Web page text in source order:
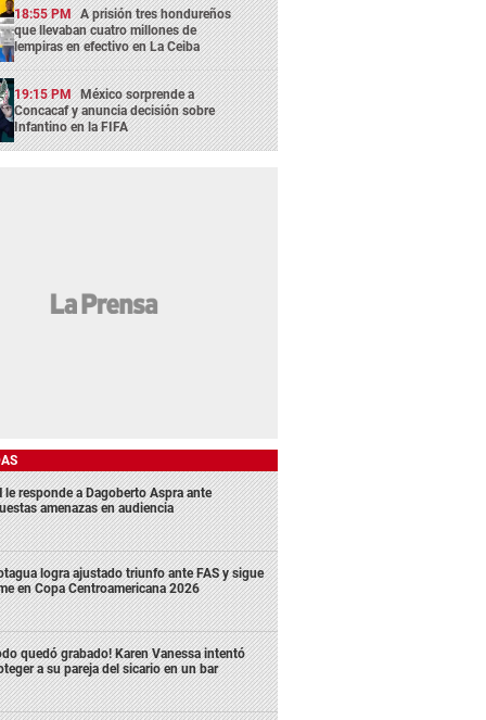
18:55 PM A prisión tres hondureños
que llevaban cuatro millones de
lempiras en efectivo en La Ceiba
19:15 PM México sorprende a
Concacaf y anuncia decisión sobre
Infantino en la FIFA
le responde a Dagoberto Aspra ante
amenazas en audiencia
logra ajustado triunfo ante FAS y sigue
en Copa Centroamericana 2026
quedó grabado! Karen Vanessa intentó
a su pareja del sicario en un bar